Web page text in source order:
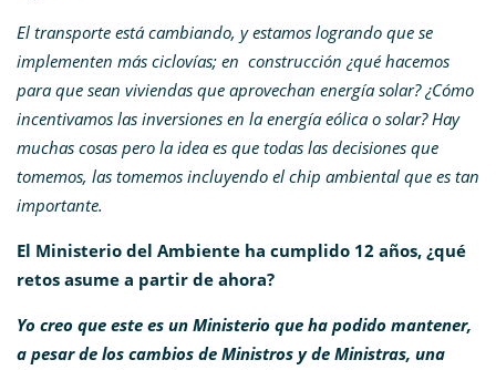
El transporte está cambiando, y estamos logrando que se
implementen más ciclovías; en construcción ¿qué hacemos
para que sean viviendas que aprovechan energía solar? ¿Cómo
incentivamos las inversiones en la energía eólica o solar? Hay
muchas cosas pero la idea es que todas las decisiones que
tomemos, las tomemos incluyendo el chip ambiental que es tan
importante.
El Ministerio del Ambiente ha cumplido 12 años, ¿qué
retos asume a partir de ahora?
Yo creo que este es un Ministerio que ha podido mantener,
a pesar de los cambios de Ministros y de Ministras, una